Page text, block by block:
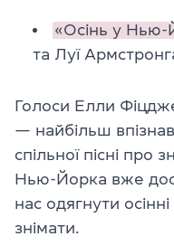
«Осінь у Нью-
та Луї
Голоси Елли
— найбільш
спільної пісні про
Нью-Йорка вже
нас одягнути
знімати.